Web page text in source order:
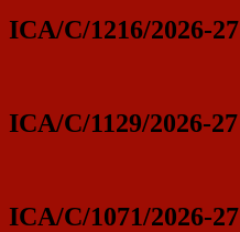
ICA/C/1216/2026-27
ICA/C/1129/2026-27
ICA/C/1071/2026-27